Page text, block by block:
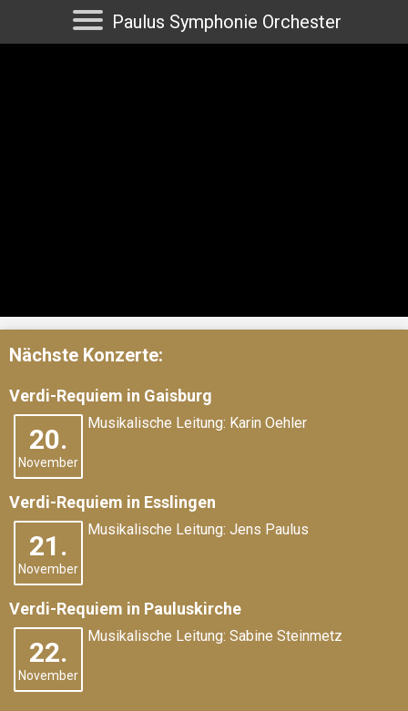
Paulus Symphonie Orchester
Nächste Konzerte:
Verdi-Requiem in Gaisburg
20.
November
Musikalische Leitung: Karin Oehler
Verdi-Requiem in Esslingen
21.
November
Musikalische Leitung: Jens Paulus
Verdi-Requiem in Pauluskirche
22.
November
Musikalische Leitung: Sabine Steinmetz